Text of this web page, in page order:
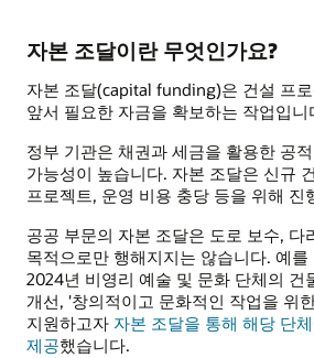
자본 조달이란 무엇인가요?
자본 조달(capital funding)은 건설 프
앞서 필요한 자금을 확보하는 작업입니
정부 기관은 채권과 세금을 활용한 공
가능성이 높습니다. 자본 조달은 신규
프로젝트, 운영 비용 충당 등을 위해 진
공공 부문의 자본 조달은 도로 보수, 다
목적으로만 행해지지는 않습니다. 예를
2024년 비영리 예술 및 문화 단체의 건
개선, '창의적이고 문화적인 작업을 위
지원하고자 자본 조달을 통해 해당 단
제공했습니다.